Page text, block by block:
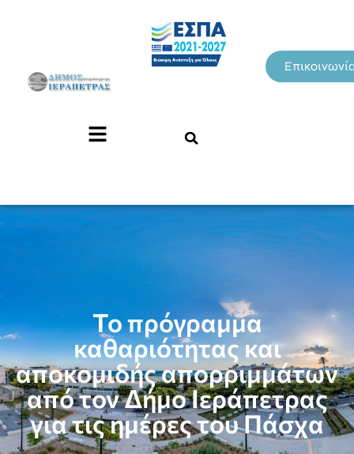
To πρόγραμμα
καθαριότητας και
αποκομιδής απορριμμάτων
από τον Δήμο Ιεράπετρας
για τις ημέρες του Πάσχα